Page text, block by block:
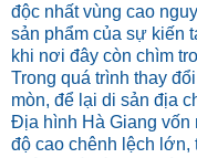
độc nhất vùng cao
sản phẩm của sự kiến
khi nơi đây còn chìm
Trong quá trình thay
mòn, để lại di sản địa
Địa hình Hà Giang
độ cao chênh lệch lớn,